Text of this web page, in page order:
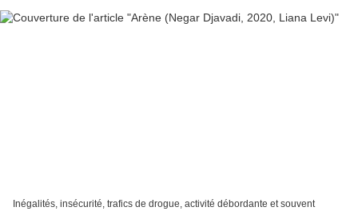
Inégalités, insécurité, trafics de drogue, activité débordante et souvent